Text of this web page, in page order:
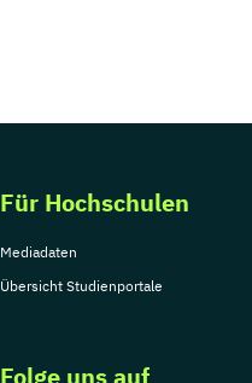
Für Hochschulen
Mediadaten
Übersicht Studienportale